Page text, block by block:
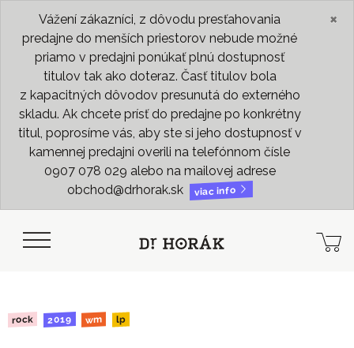
Vážení zákazníci, z dôvodu presťahovania
predajne do menších priestorov nebude možné
priamo v predajni ponúkať plnú dostupnosť
titulov tak ako doteraz. Časť titulov bola
z kapacitných dôvodov presunutá do externého
skladu. Ak chcete prísť do predajne po konkrétny
titul, poprosíme vás, aby ste si jeho dostupnosť v
kamennej predajni overili na telefónnom čísle
0907 078 029 alebo na mailovej adrese
obchod@drhorak.sk
viac info
×
rock 2019 wm lp